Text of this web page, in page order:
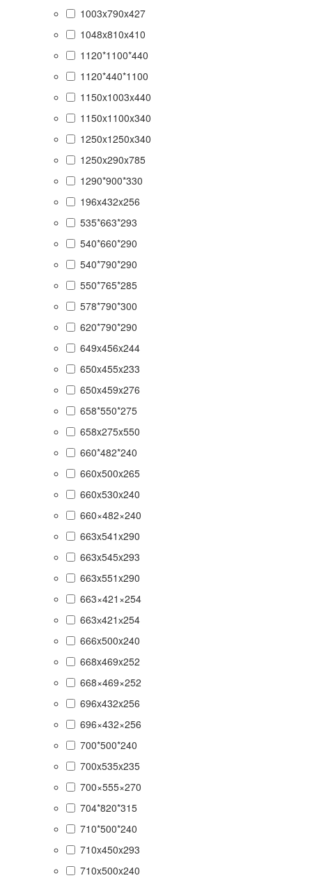
1003x790x427
1048x810x410
1120*1100*440
1120*440*1100
1150x1003x440
1150x1100x340
1250x1250x340
1250x290x785
1290*900*330
196x432x256
535*663*293
540*660*290
540*790*290
550*765*285
578*790*300
620*790*290
649x456x244
650x455x233
650x459x276
658*550*275
658x275x550
660*482*240
660x500x265
660x530x240
660×482×240
663x541x290
663x545x293
663x551x290
663×421×254
663х421х254
666x500x240
668x469x252
668×469×252
696x432x256
696×432×256
700*500*240
700x535x235
700×555×270
704*820*315
710*500*240
710x450x293
710x500x240